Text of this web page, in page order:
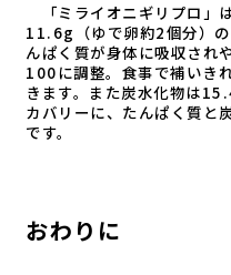
「ミライオニギリプロ」
11.6g（ゆで卵約2個分）
んぱく質が身体に吸収され
100に調整。食事で補いき
きます。また炭水化物は
カバリーに、たんぱく質と
です。
おわりに